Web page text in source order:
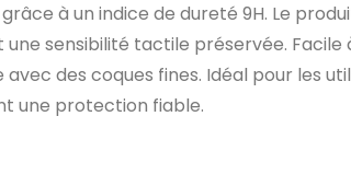
à un indice de dureté 9H. Le
sensibilité tactile préservée. Facile
des coques fines. Idéal pour les
une protection fiable.